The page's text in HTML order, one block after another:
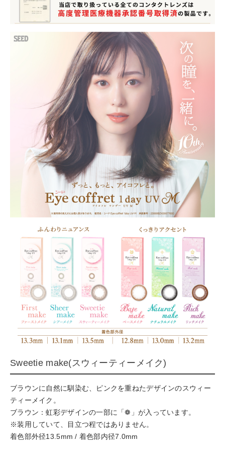
Sweetie make(スウィーティーメイク)
ブラウンに自然に馴染む、ピンクを重ねたデザインのスウィー
ティーメイク。
ブラウン：虹彩デザインの一部に「❁」が入っています。
※装用していて、目立つ程ではありません。
着色部外径13.5mm / 着色部内径7.0mm